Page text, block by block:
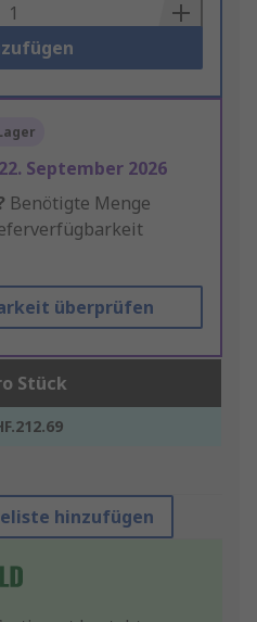
22. September 2026
Benötigte Menge
überprüfen
Stück
hinzufügen